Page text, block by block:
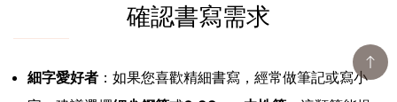
確認書寫需求
細字愛好者 ：如果您喜歡精細書寫，經常做筆記或寫小